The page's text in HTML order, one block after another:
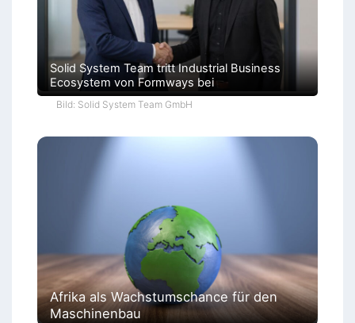
Solid System Team tritt Industrial Business
Ecosystem von Formways bei
Bild: Solid System Team GmbH
Afrika als Wachstumschance für den
Maschinenbau